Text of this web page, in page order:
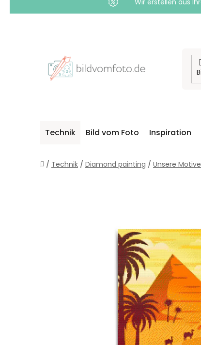
Wir erstellen aus
Technik Bild vom Foto Inspiration
Startseite
/ Technik / Diamond painting / Unsere Motive